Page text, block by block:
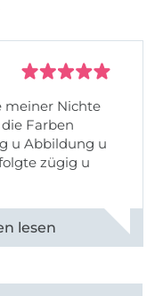
meiner Nichte
Farben
u Abbildung u
zügig u